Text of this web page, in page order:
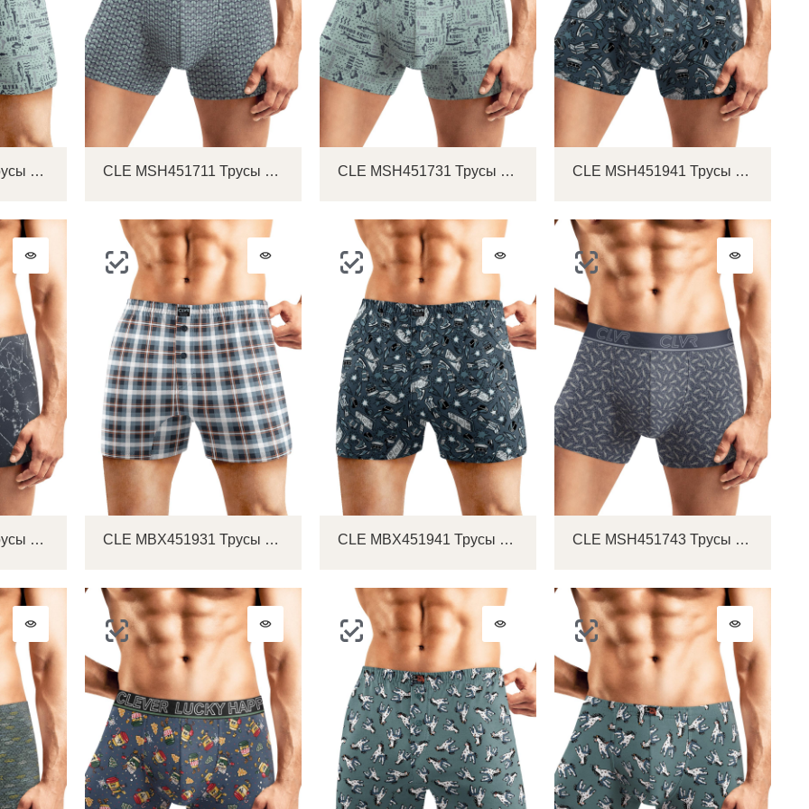
CLE MBX451731 Трусы мужские боксеры CLE MSH451711 Трусы мужские шорты CLE MSH451731 Трусы мужские шорты CLE MSH451941 Трусы мужские шорты
CLE MSH451911 Трусы мужские шорты CLE MBX451931 Трусы мужские боксеры CLE MBX451941 Трусы мужские боксеры CLE MSH451743 Трусы мужские шорты